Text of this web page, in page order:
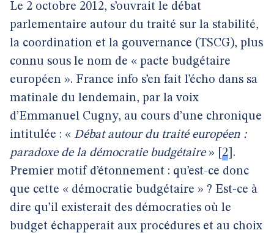
Le 2 octobre 2012, s’ouvrait le débat
parlementaire autour du traité sur la stabilité,
la coordination et la gouvernance (TSCG), plus
connu sous le nom de « pacte budgétaire
européen ». France info s’en fait l’écho dans sa
matinale du lendemain, par la voix
d’Emmanuel Cugny, au cours d’une chronique
intitulée : « Débat autour du traité européen :
paradoxe de la démocratie budgétaire» 2 .
Premier motif d’étonnement : qu’est-ce donc
que cette « démocratie budgétaire » ? Est-ce à
dire qu’il existerait des démocraties où le
budget échapperait aux procédures et au choix